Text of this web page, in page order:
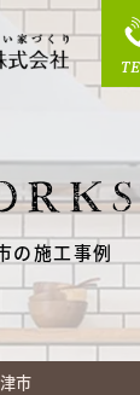
の施工事例
市